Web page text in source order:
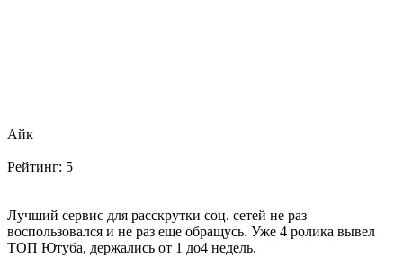
Айк
Рейтинг: 5
Лучший сервис для расскрутки соц. сетей не раз
воспользовался и не раз еще обращусь. Уже 4 ролика вывел
ТОП Ютуба, держались от 1 до4 недель.